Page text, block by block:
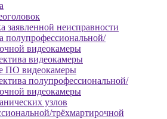
заявленной неисправности
полупрофессиональной/
видеокамеры
видеокамеры
ПО видеокамеры
полупрофессиональной/
видеокамеры
узлов
трёхмартирочной